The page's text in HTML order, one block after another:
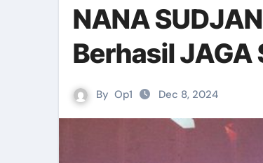
NANA
Berhasil JAGA
By Op1 Dec 8, 2024